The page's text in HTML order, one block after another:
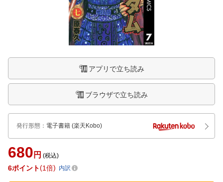
アプリで立ち読み
ブラウザで立ち読み
発行形態 ： 電子書籍 (楽天Kobo)
680 円 (税込)
6ポイント 1倍 内訳